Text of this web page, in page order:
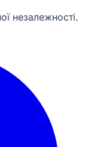
незалежності.